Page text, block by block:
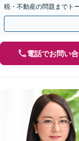
税・不動産の問題までト
し、円満な解決を目指し
電話でお問い